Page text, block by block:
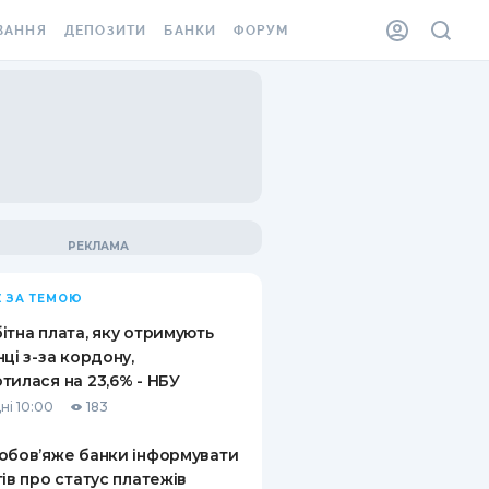
ВІНЬЄТКА
ВІД
ВИПАДКІВ
ДЕПОЗИТИ
ПИТАННЯ ТА ВІДПОВІДІ
ПУТІВНИКИ ПО
ЗАОЩАДЖЕННЯМ
БАНКИ ФОРУМ
ЗА ТЕМОЮ
плата, яку отримують
з-за кордону,
на 23,6% - НБУ
10:00 183
банки інформувати
про статус платежів